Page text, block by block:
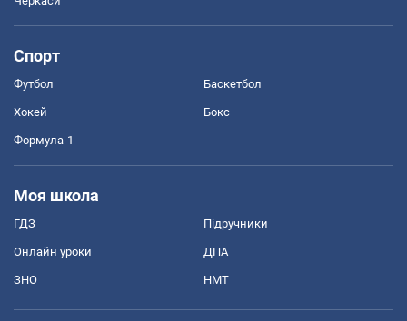
Спорт
Футбол Баскетбол
Хокей Бокс
Формула-1
Моя школа
ГДЗ Підручники
Онлайн уроки ДПА
ЗНО НМТ